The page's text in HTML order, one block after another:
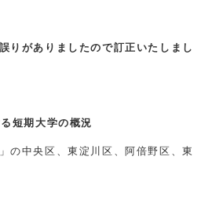
りがありましたので訂正いたしまし
短期大学の概況
の中央区、東淀川区、阿倍野区、東